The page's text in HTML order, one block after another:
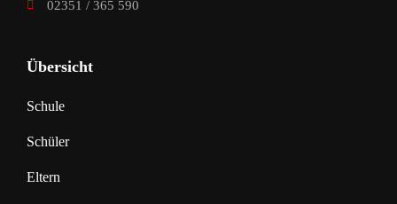
02351 / 365 590
Übersicht
Schule
Schüler
Eltern